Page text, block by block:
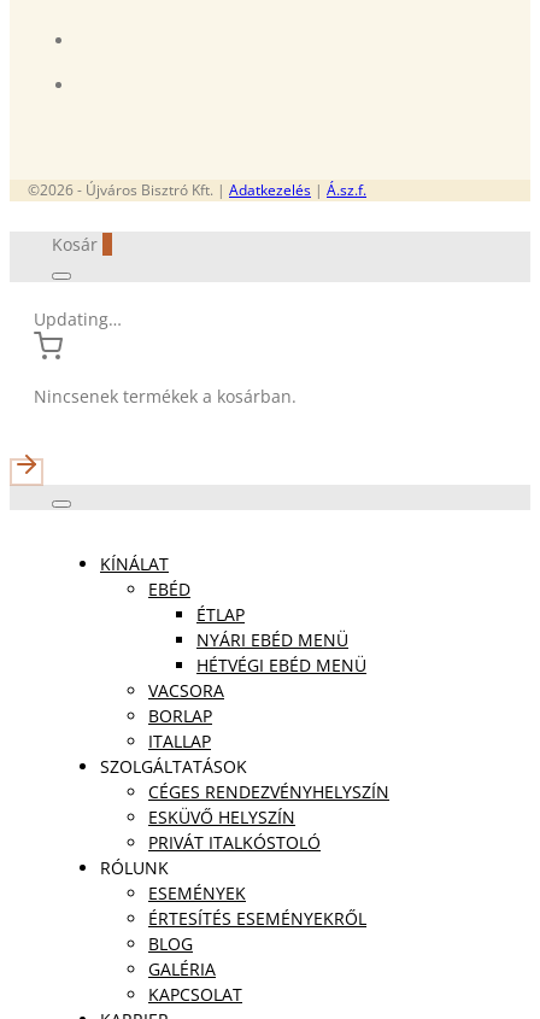
©2026 - Újváros Bisztró Kft. | Adatkezelés | Á.sz.f.
Kosár
Updating…
Nincsenek termékek a kosárban.
KÍNÁLAT
EBÉD
ÉTLAP
NYÁRI EBÉD MENÜ
HÉTVÉGI EBÉD MENÜ
VACSORA
BORLAP
ITALLAP
SZOLGÁLTATÁSOK
CÉGES RENDEZVÉNYHELYSZÍN
ESKÜVŐ HELYSZÍN
PRIVÁT ITALKÓSTOLÓ
RÓLUNK
ESEMÉNYEK
ÉRTESÍTÉS ESEMÉNYEKRŐL
BLOG
GALÉRIA
KAPCSOLAT